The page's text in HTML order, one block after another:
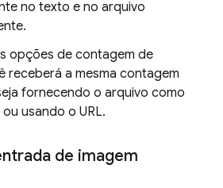
no texto e no arquivo
opções de contagem de
receberá a mesma contagem
fornecendo o arquivo como
usando o URL.
de imagem